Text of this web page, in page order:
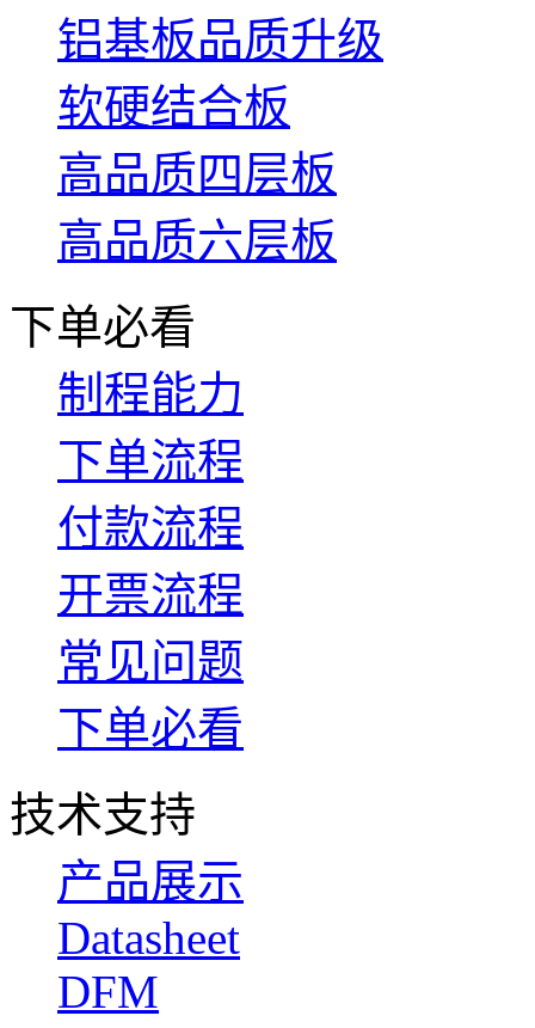
铝基板品质升级
软硬结合板
高品质四层板
高品质六层板
下单必看
制程能力
下单流程
付款流程
开票流程
常见问题
下单必看
技术支持
产品展示
Datasheet
DFM